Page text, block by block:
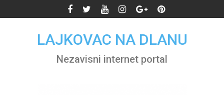
to
LAJKOVAC NA DLANU
Nezavisni internet portal